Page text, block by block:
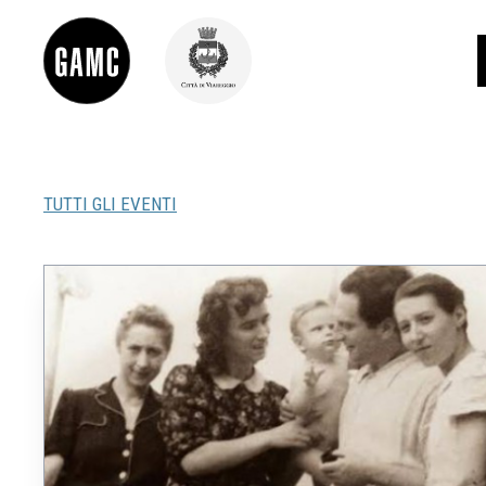
SHOP
LE COLLEZIONI
GLI AUTORI
LORENZO VIANI
MOSTRE
EVENTI
PALAZZO DELLE MUSE
TUTTI GLI EVENTI